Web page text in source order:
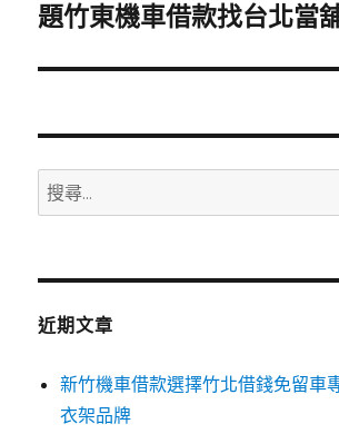
一
文
題竹東機車借款找台北當
搜
尋
鍵
近期文章
新竹機車借款選擇竹北借錢免留車
衣架品牌